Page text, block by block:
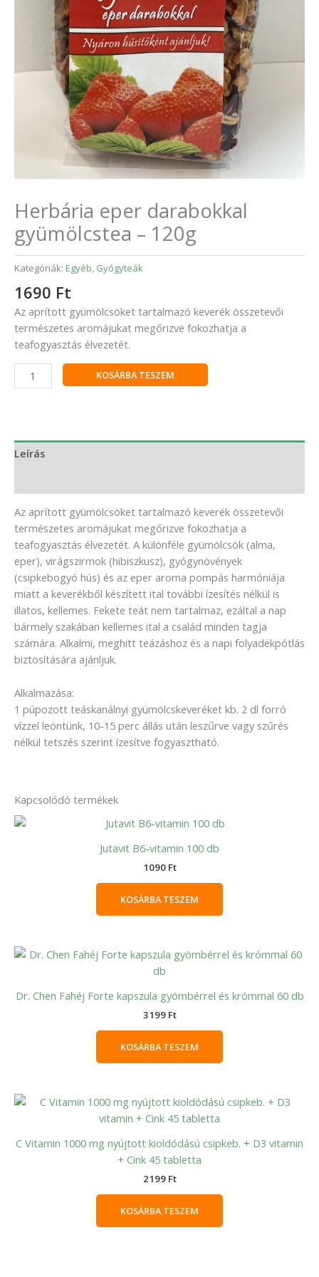
Herbária eper darabokkal
gyümölcstea – 120g
Kategóriák: Egyéb, Gyógyteák
1690 Ft
Az aprított gyümölcsöket tartalmazó keverék összetevői
természetes aromájukat megőrizve fokozhatja a
teafogyasztás élvezetét.
KOSÁRBA TESZEM
Leírás
Az aprított gyümölcsöket tartalmazó keverék összetevői
természetes aromájukat megőrizve fokozhatja a
teafogyasztás élvezetét. A különféle gyümölcsök (alma,
eper), virágszirmok (hibiszkusz), gyógynövények
(csipkebogyó hús) és az eper aroma pompás harmóniája
miatt a keverékből készített ital további ízesítés nélkül is
illatos, kellemes. Fekete teát nem tartalmaz, ezáltal a nap
bármely szakában kellemes ital a család minden tagja
számára. Alkalmi, meghitt teázáshoz és a napi folyadékpótlás
biztosítására ajánljuk.
Alkalmazása:
1 púpozott teáskanálnyi gyümölcskeveréket kb. 2 dl forró
vízzel leöntünk, 10-15 perc állás után leszűrve vagy szűrés
nélkül tetszés szerint ízesítve fogyasztható.
Kapcsolódó termékek
Jutavit B6-vitamin 100 db
1090 Ft
KOSÁRBA TESZEM
Dr. Chen Fahéj Forte kapszula gyömbérrel és krómmal 60 db
3199 Ft
KOSÁRBA TESZEM
C Vitamin 1000 mg nyújtott kioldódású csipkeb. + D3 vitamin
+ Cink 45 tabletta
2199 Ft
KOSÁRBA TESZEM